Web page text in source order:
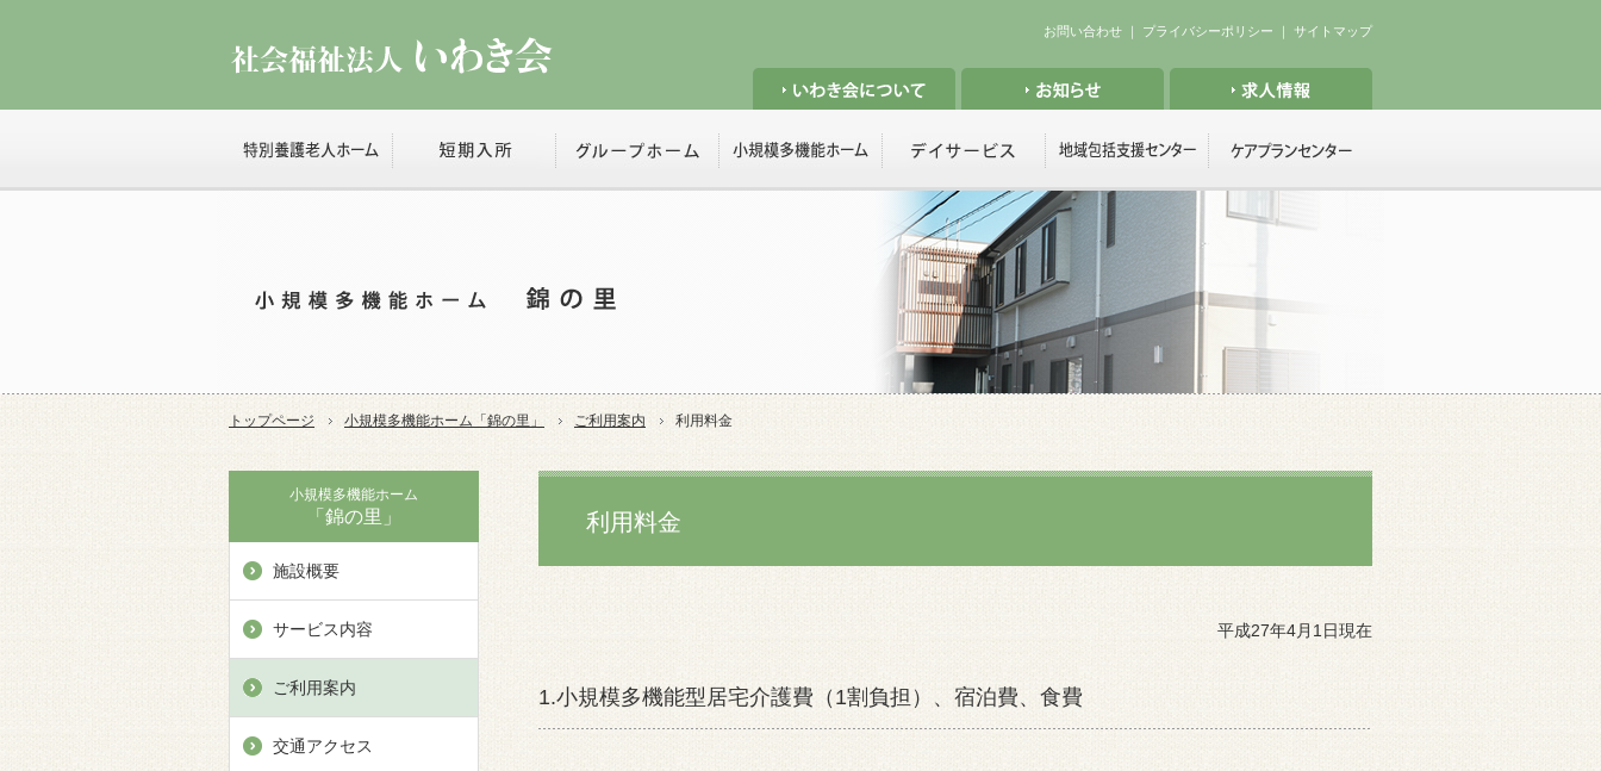
お問い合わせ ｜ プライバシーポリシー ｜ サイトマップ
トップページ 小規模多機能ホーム「錦の里」 ご利用案内 利用料金
利用料金
平成27年4月1日現在
1.小規模多機能型居宅介護費（1割負担）、宿泊費、食費
小規模多機能ホーム
「錦の里」
施設概要
サービス内容
ご利用案内
交通アクセス